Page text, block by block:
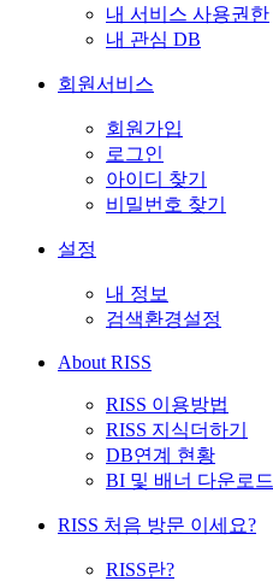
내 서비스 사용권한
내 관심 DB
회원서비스
회원가입
로그인
아이디 찾기
비밀번호 찾기
설정
내 정보
검색환경설정
About RISS
RISS 이용방법
RISS 지식더하기
DB연계 현황
BI 및 배너 다운로드
RISS 처음 방문 이세요?
RISS란?